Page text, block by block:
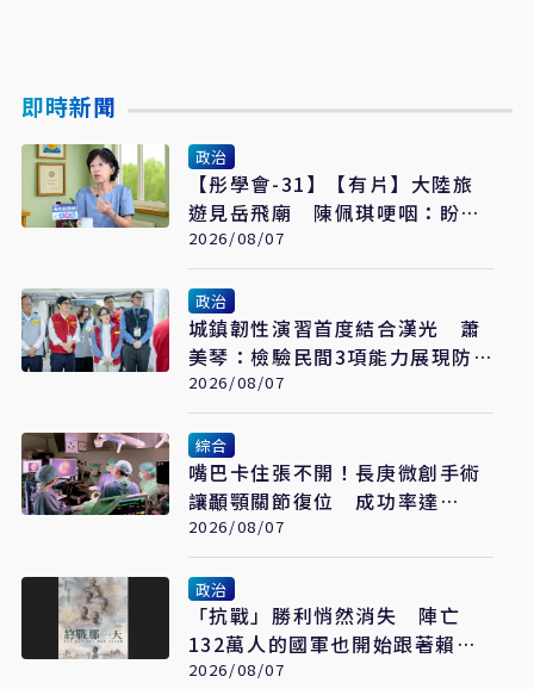
即時新聞
政治
【彤學會-31】【有片】大陸旅
遊見岳飛廟 陳佩琪哽咽：盼能
為柯文哲京華城案平反
2026/08/07
政治
城鎮韌性演習首度結合漢光 蕭
美琴：檢驗民間3項能力展現防
衛韌性（已完稿）
2026/08/07
綜合
嘴巴卡住張不開！長庚微創手術
讓顳顎關節復位 成功率達
97%
2026/08/07
政治
「抗戰」勝利悄然消失 陣亡
132萬人的國軍也開始跟著賴清
德喊「終戰」了
2026/08/07